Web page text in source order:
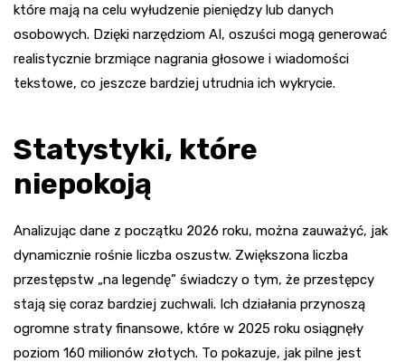
które mają na celu wyłudzenie pieniędzy lub danych
osobowych. Dzięki narzędziom AI, oszuści mogą generować
realistycznie brzmiące nagrania głosowe i wiadomości
tekstowe, co jeszcze bardziej utrudnia ich wykrycie.
Statystyki, które
niepokoją
Analizując dane z początku 2026 roku, można zauważyć, jak
dynamicznie rośnie liczba oszustw. Zwiększona liczba
przestępstw „na legendę” świadczy o tym, że przestępcy
stają się coraz bardziej zuchwali. Ich działania przynoszą
ogromne straty finansowe, które w 2025 roku osiągnęły
poziom 160 milionów złotych. To pokazuje, jak pilne jest